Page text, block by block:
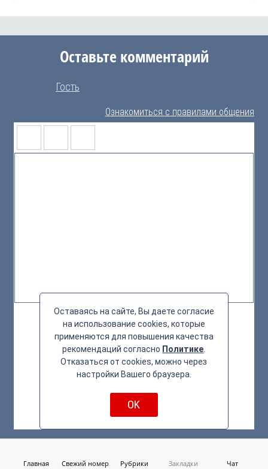
Оставьте комментарий
Гость
Ознакомиться с правилами общения
Главная Свежий номер Рубрики Закладки Чат
Оставаясь на сайте, Вы даете согласие
на использование cookies, которые
применяются для повышения качества
рекомендаций согласно Политике
Отказаться от cookies, можно через
настройки Вашего браузера.
OK